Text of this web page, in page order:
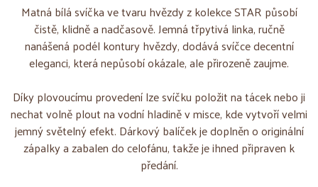
Matná bílá svíčka ve tvaru hvězdy z kolekce STAR působí
čistě, klidně a nadčasově. Jemná třpytivá linka, ručně
nanášená podél kontury hvězdy, dodává svíčce decentní
eleganci, která nepůsobí okázale, ale přirozeně zaujme.
Díky plovoucímu provedení lze svíčku položit na tácek nebo ji
nechat volně plout na vodní hladině v misce, kde vytvoří velmi
jemný světelný efekt. Dárkový balíček je doplněn o originální
zápalky a zabalen do celofánu, takže je ihned připraven k
předání.